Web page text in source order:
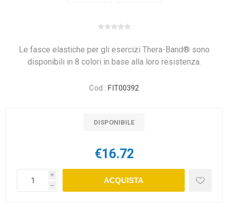
Le fasce elastiche per gli esercizi Thera-Band® sono
disponibili in 8 colori in base alla loro resistenza.
Cod.: FIT00392
DISPONIBILE
€16.72
i
h
ACQUISTA